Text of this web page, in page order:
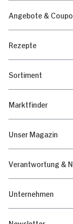
Angebote &
Rezepte
Sortiment
Marktfinder
Unser Magazin
Verantwortung &
Unternehmen